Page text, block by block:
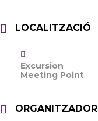
LOCALITZACIÓ
Excursion
Meeting Point
ORGANITZADOR